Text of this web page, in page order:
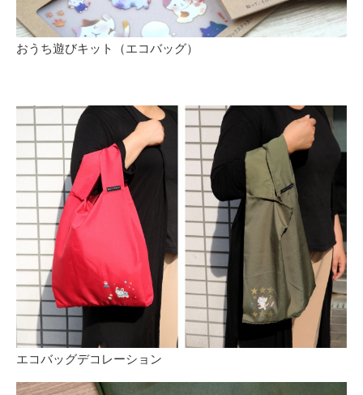
おうち遊びキット（エコバッグ）
エコバッグデコレーション